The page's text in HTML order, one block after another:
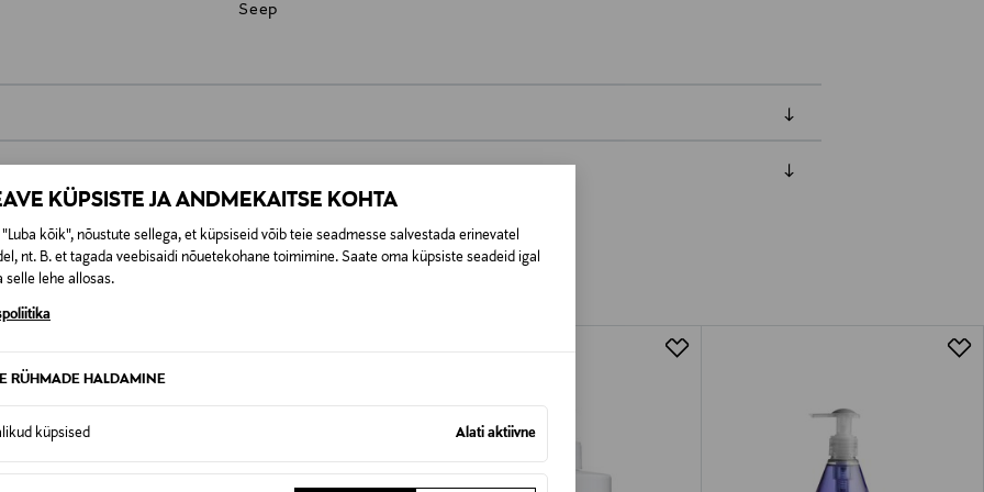
KÜPSISTE JA ANDMEKAITSE KOHTA
"Luba kõik", nõustute sellega, et küpsiseid võib teie seadmesse salvestada erinevatel
nt. B. et tagada veebisaidi nõuetekohane toimimine. Saate oma küpsiste seadeid igal
selle lehe allosas.
RÜHMADE HALDAMINE
küpsised Alati aktiivne
Seep
lepingust taganeda 30 päeva jooksul alates kauba kättesaamisest. Suletud pakendis toodete puhul
Tagastatavad suletud pakendis kosmeetika- ja loodustooted peavad olema avamata originaalpakendis.
KA